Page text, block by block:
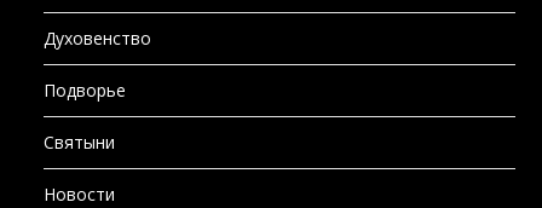
Духовенство
Подворье
Святыни
Новости